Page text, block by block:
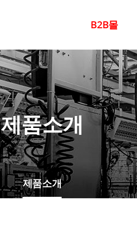
B2B몰
제품소개
제품소개